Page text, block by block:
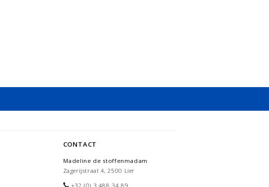
CONTACT
Madeline de stoffenmadam
Zagerijstraat 4, 2500 Lier
+32 (0) 3 488 34 89